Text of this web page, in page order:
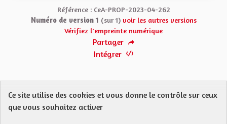
Référence : CeA-PROP-2023-04-262
Numéro de version 1 (sur 1) voir les autres versions
Vérifiez l'empreinte numérique
Partager
Intégrer
Protection des Données
Ce site utilise des cookies et vous donne le contrôle sur ceux
que vous souhaitez activer